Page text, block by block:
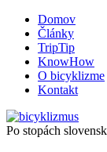
Domov
Články
TripTip
KnowHow
O bicyklizme
Kontakt
Po stopách